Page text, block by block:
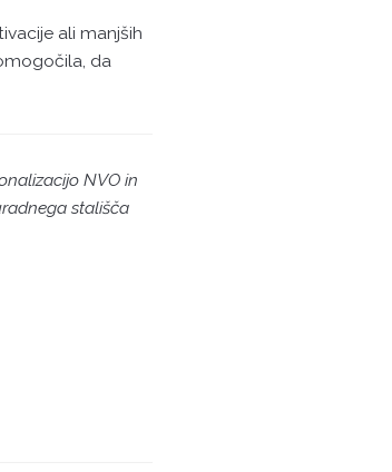
ali manjših
da
NVO in
stališča